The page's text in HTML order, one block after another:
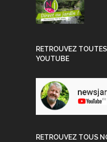
RETROUVEZ
YOUTUBE
RETROUVEZ TOUS